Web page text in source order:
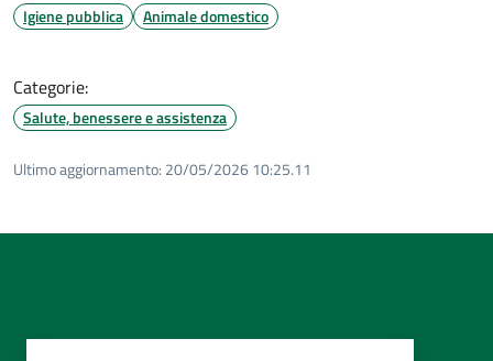
Igiene pubblica Animale domestico
Categorie:
Salute, benessere e assistenza
Ultimo aggiornamento: 20/05/2026 10:25.11